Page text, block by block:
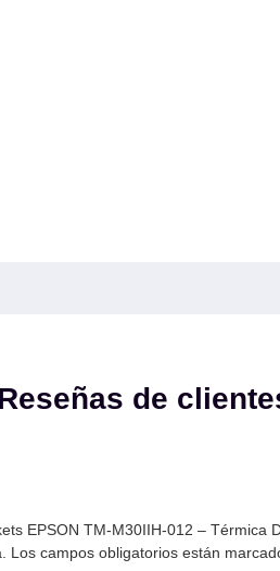
de
EPSON TM-M30IIH-012 – Térmica
Los campos obligatorios están